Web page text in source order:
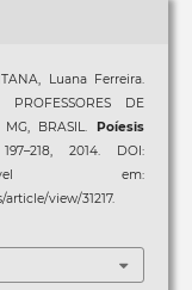
Luana Ferreira.
DE
MG, BRASIL.Poíesis
2014. DOI:
em:
view/31217.